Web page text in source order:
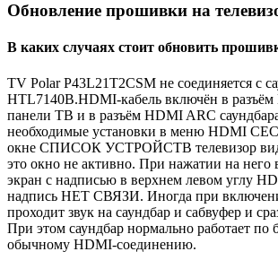
Обновление прошивки на
В каких случаях стоит обновить
TV Polar P43L21T2CSM не соединяется с
HTL7140B.HDMI-кабель включён в разъём
панели ТВ и в разъём HDMI ARC
необходимые установки в меню HDMI
окне СПИСОК УСТРОЙСТВ телевизор
это окно не активно. При нажатии на него
экран с надписью в верхнем левом углу
надпись НЕТ СВЯЗИ. Иногда при
проходит звук на саундбар и сабвуфер и
При этом саундбар нормально работает по
обычному HDMI-соединению.